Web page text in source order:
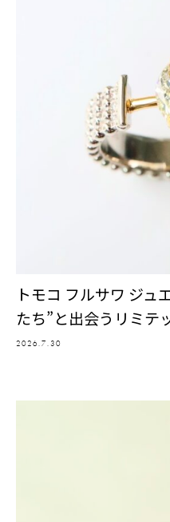
トモコ フルサワ ジュ
たち”と出会うリミテ
2026.7.30